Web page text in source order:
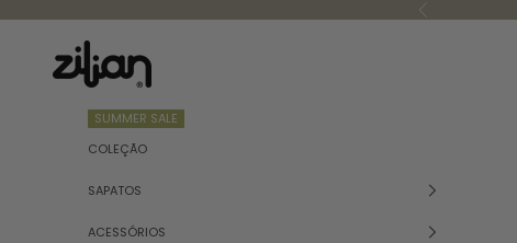
Anterior
Zilian
SUMMER SALE
COLEÇÃO
SAPATOS
ACESSÓRIOS